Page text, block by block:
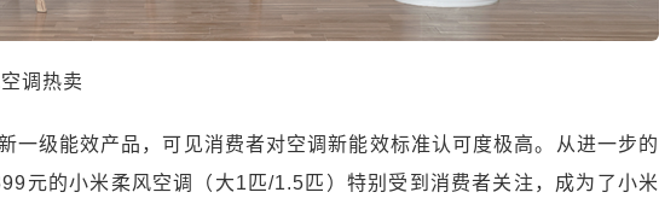
调热卖
一级能效产品，可见消费者对空调新能效标准认可度极高。从进一步的
元的小米柔风空调（大1匹/1.5匹）特别受到消费者关注，成为了小米